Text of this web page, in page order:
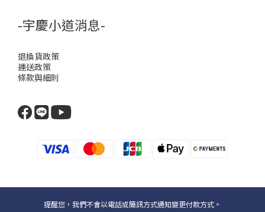
-宇慶小道消息-
退換貨政策
運送政策
條款與細則
提醒您，我們不會以電話或簡訊方式通知變更付款方式。